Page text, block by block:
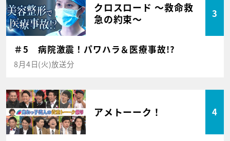
クロスロード ～救命救
急の約束～
3
＃5 病院激震！パワハラ＆医療事故!?
8月4日(火)放送分
アメトーーク！ 4